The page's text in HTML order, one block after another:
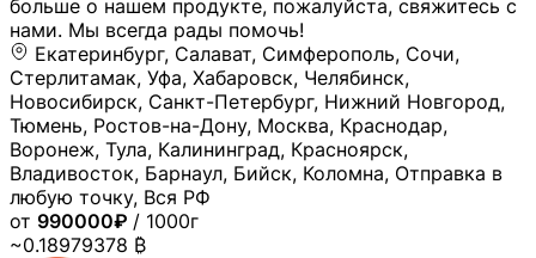
больше о нашем продукте, пожалуйста, свяжитесь с
нами. Мы всегда рады помочь!
Екатеринбург, Салават, Симферополь, Сочи,
Стерлитамак, Уфа, Хабаровск, Челябинск,
Новосибирск, Санкт-Петербург, Нижний Новгород,
Тюмень, Ростов-на-Дону, Москва, Краснодар,
Воронеж, Тула, Калининград, Красноярск,
Владивосток, Барнаул, Бийск, Коломна, Отправка в
любую точку, Вся РФ
от 990000₽ / 1000г
~0.18979378 ₿